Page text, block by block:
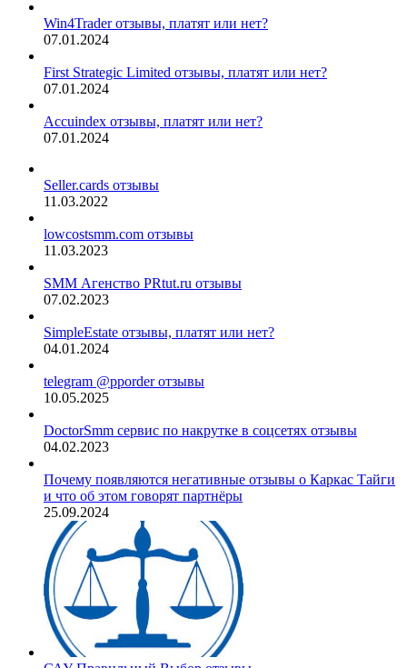
Win4Trader отзывы, платят или нет?
07.01.2024
First Strategic Limited отзывы, платят или нет?
07.01.2024
Accuindex отзывы, платят или нет?
07.01.2024
Seller.cards отзывы
11.03.2022
lowcostsmm.com отзывы
11.03.2023
SMM Агенство PRtut.ru отзывы
07.02.2023
SimpleEstate отзывы, платят или нет?
04.01.2024
telegram @pporder отзывы
10.05.2025
DoctorSmm сервис по накрутке в соцсетях отзывы
04.02.2023
Почему появляются негативные отзывы о Каркас Тайги
и что об этом говорят партнёры
25.09.2024